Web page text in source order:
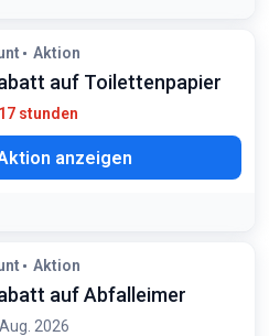
Aktion
auf Toilettenpapier
stunden
anzeigen
Aktion
auf Abfalleimer
2026